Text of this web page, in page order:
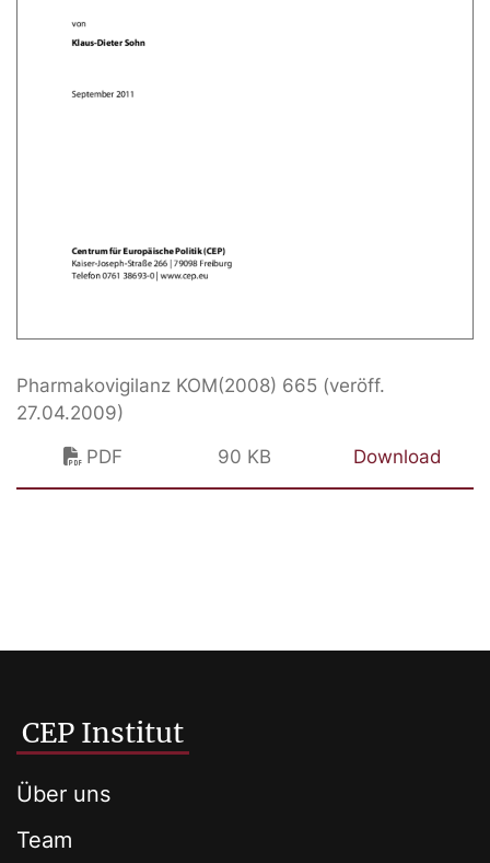
Pharmakovigilanz KOM(2008) 665 (veröff.
27.04.2009)
PDF
90 KB Download
CEP Institut
Über uns
Team